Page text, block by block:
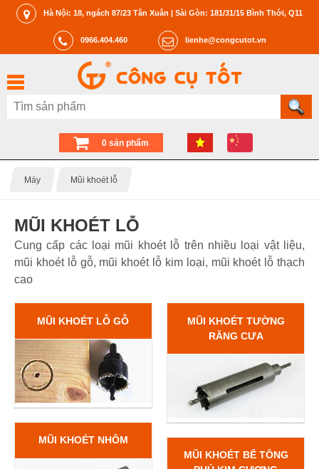
Hà Nội: 18, ngách 87/23 Tân Xuân | Sài Gòn: 181/31/15 Bình Thới, Q11
0966.404.460 lienhe@congcutot.vn
0 sản phẩm
Máy Mũi khoét lỗ
MŨI KHOÉT LỖ
Cung cấp các loại mũi khoét lỗ trên nhiều loại vật liệu,
mũi khoét lỗ gỗ, mũi khoét lỗ kim loại, mũi khoét lỗ thạch
cao
MŨI KHOÉT LỖ GỖ
MŨI KHOÉT NHÔM
MŨI KHOÉT TƯỜNG
RĂNG CƯA
MŨI KHOÉT BÊ TÔNG